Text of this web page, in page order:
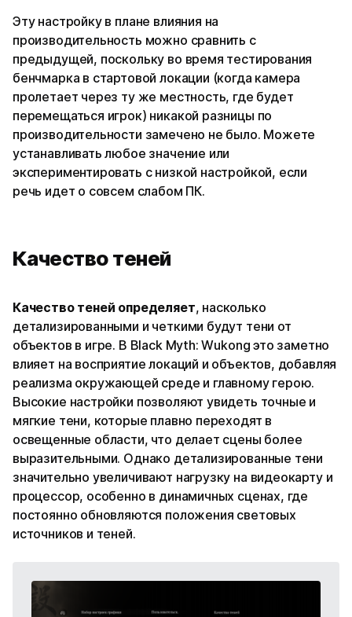
Эту настройку в плане влияния на
производительность можно сравнить с
предыдущей, поскольку во время тестирования
бенчмарка в стартовой локации (когда камера
пролетает через ту же местность, где будет
перемещаться игрок) никакой разницы по
производительности замечено не было. Можете
устанавливать любое значение или
экспериментировать с низкой настройкой, если
речь идет о совсем слабом ПК.
Качество теней
Качество теней определяет, насколько
детализированными и четкими будут тени от
объектов в игре. В Black Myth: Wukong это заметно
влияет на восприятие локаций и объектов, добавляя
реализма окружающей среде и главному герою.
Высокие настройки позволяют увидеть точные и
мягкие тени, которые плавно переходят в
освещенные области, что делает сцены более
выразительными. Однако детализированные тени
значительно увеличивают нагрузку на видеокарту и
процессор, особенно в динамичных сценах, где
постоянно обновляются положения световых
источников и теней.